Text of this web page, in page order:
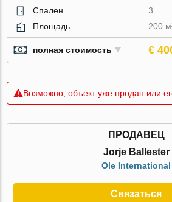
Спален
3
Площадь
200
полная стоимость €
Возможно, объект уже продан или
ПРОДАВЕЦ
Jorje Ballester
Ole International
Связаться